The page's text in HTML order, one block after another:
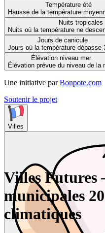
Température été
Hausse de la température
Nuits tropicales
Nuits où la température ne
Jours de canicule
Jours où la température dépasse
Élévation niveau mer
Élévation prévue du niveau de la
Une initiative par Bonpote.com
Soutenir le projet
Villes
Villes
municipales
climatiques